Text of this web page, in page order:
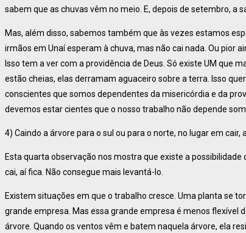
sabem que as chuvas vêm no meio. E, depois de setembro, a
Mas, além disso, sabemos também que às vezes estamos
irmãos em Unaí esperam à chuva, mas não cai nada. Ou pior
Isso tem a ver com a providência de Deus. Só existe UM que
estão cheias, elas derramam aguaceiro sobre a terra. Isso
conscientes que somos dependentes da misericórdia e da
devemos estar cientes que o nosso trabalho não depende
4) Caindo a árvore para o sul ou para o norte, no lugar em cair,
Esta quarta observação nos mostra que existe a
cai, aí fica. Não consegue mais levantá-lo.
Existem situações em que o trabalho cresce. Uma planta se
grande empresa. Mas essa grande empresa é menos flexível
árvore. Quando os ventos vêm e batem naquela árvore, ela